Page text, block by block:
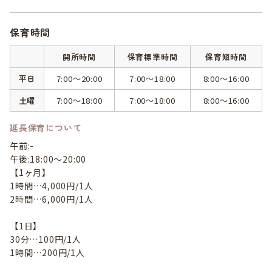
保育時間
開所時間 保育標準時間
保育短時間
平日
7:00～20:00 7:00～18:00
8:00～16:00
土曜
7:00～18:00 7:00～18:00 8:00～16:00
延長保育について
午前:-
午後:18:00～20:00
【1ヶ月】
1時間…4,000円/1人
2時間…6,000円/1人
【1日】
30分…100円/1人
1時間…200円/1人